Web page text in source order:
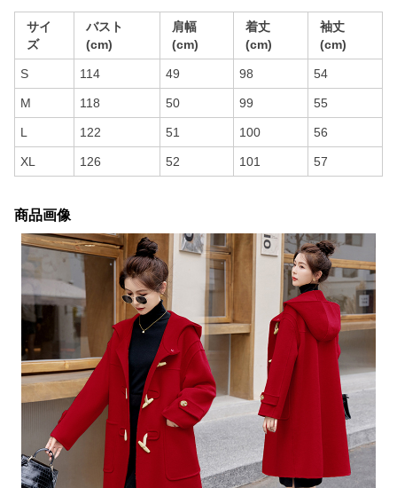
サイ
ズ
バスト
(cm)
肩幅
(cm)
着丈
(cm)
袖丈
(cm)
S 114 49 98 54
M 118 50 99 55
L 122 51 100 56
XL 126 52 101 57
商品画像